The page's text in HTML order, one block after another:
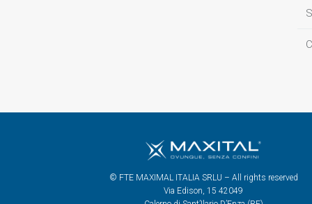
© FTE MAXIMAL ITALIA SRLU – All rights reserved
Via Edison, 15 42049